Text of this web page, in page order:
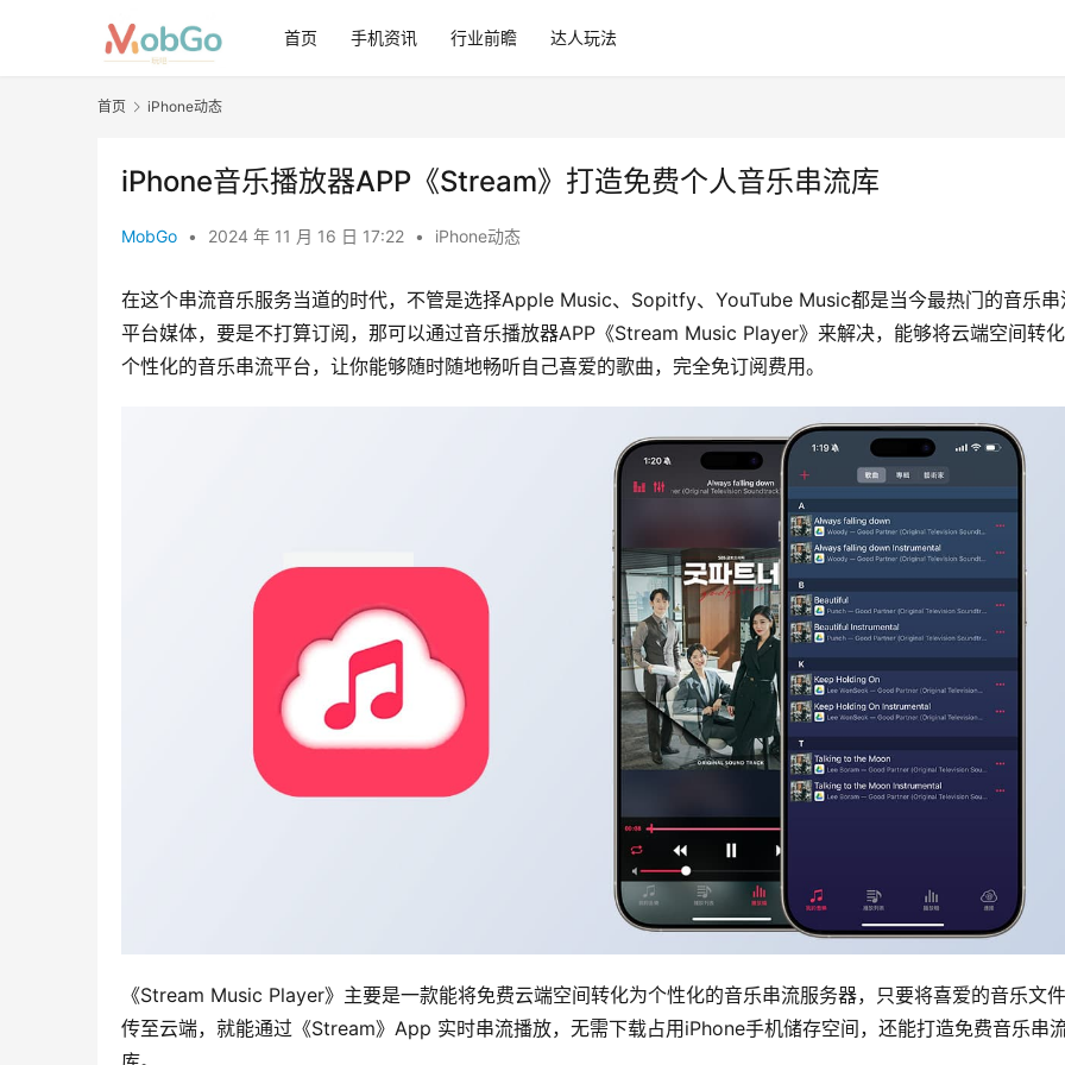
首页 手机资讯 行业前瞻 达人玩法
首页 iPhone动态
iPhone音乐播放器APP《Stream》打造免费个人音乐串流库
MobGo • 2024 年 11 月 16 日 17:22 • iPhone动态
在这个串流音乐服务当道的时代，不管是选择Apple Music、Sopitfy、YouTube Music都是当今最热门的音乐串
平台媒体，要是不打算订阅，那可以通过音乐播放器APP《Stream Music Player》来解决，能够将云端空间转
个性化的音乐串流平台，让你能够随时随地畅听自己喜爱的歌曲，完全免订阅费用。
《Stream Music Player》主要是一款能将免费云端空间转化为个性化的音乐串流服务器，只要将喜爱的音乐文
传至云端，就能通过《Stream》App 实时串流播放，无需下载占用iPhone手机储存空间，还能打造免费音乐串